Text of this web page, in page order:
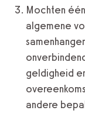
Mochten
algemene
geldigheid
andere